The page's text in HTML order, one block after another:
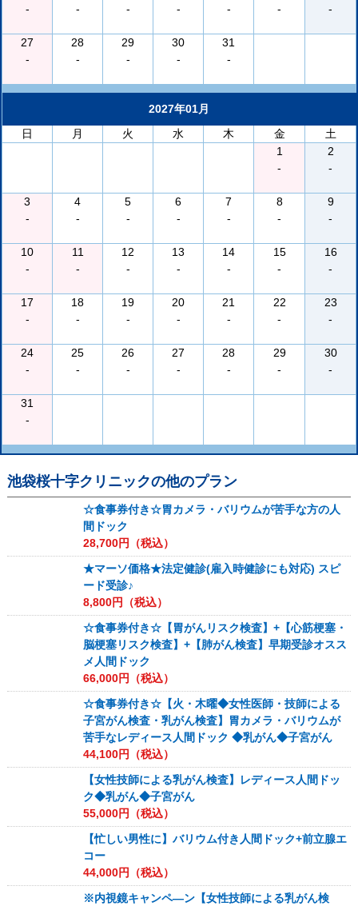
-
-
-
-
-
-
-
27
-
28
-
29
-
30
-
31
-
2027年01月
日
月 火 水 木 金
土
1
-
2
-
3
-
4
-
5
-
6
-
7
-
8
-
9
-
10
-
11
-
12
-
13
-
14
-
15
-
16
-
17
-
18
-
19
-
20
-
21
-
22
-
23
-
24
-
25
-
26
-
27
-
28
-
29
-
30
-
31
-
池袋桜十字クリニックの他のプラン
☆食事券付き☆胃カメラ・バリウムが苦手な方の人
間ドック
28,700円（税込）
★マーソ価格★法定健診(雇入時健診にも対応) スピ
ード受診♪
8,800円（税込）
☆食事券付き☆【胃がんリスク検査】+【心筋梗塞・
脳梗塞リスク検査】+【肺がん検査】早期受診オスス
メ人間ドック
66,000円（税込）
☆食事券付き☆【火・木曜◆女性医師・技師による
子宮がん検査・乳がん検査】胃カメラ・バリウムが
苦手なレディース人間ドック ◆乳がん◆子宮がん
44,100円（税込）
【女性技師による乳がん検査】レディース人間ドッ
ク◆乳がん◆子宮がん
55,000円（税込）
【忙しい男性に】バリウム付き人間ドック+前立腺エ
コー
44,000円（税込）
※内視鏡キャンペ―ン【女性技師による乳がん検